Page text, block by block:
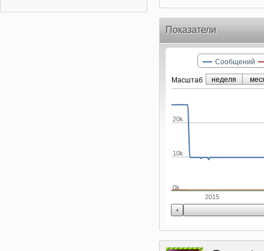
Показатели
Маcштаб
2015
0k
10k
20k
Сообщений
неделя